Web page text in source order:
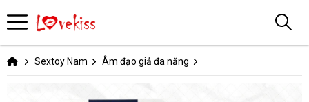
Sextoy Nam Âm đạo giả đa năng